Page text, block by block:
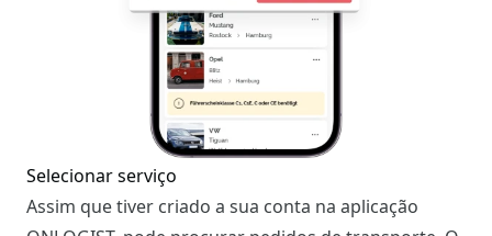
Selecionar serviço
Assim que tiver criado a sua conta na aplicação